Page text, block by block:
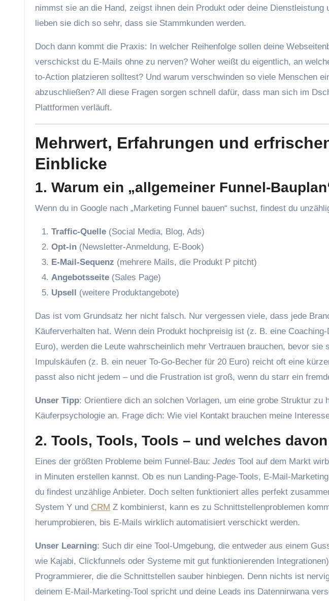
nimmst sie an die Hand, zeigst ihnen dein Produkt oder deine
lieben sie dich so sehr, dass sie Stammkunden werden.
Doch dann kommt die Praxis: In welcher Reihenfolge sollen deine
verschickst du E-Mails ohne zu nerven? Woher weißt du eigentlich, an
to-Action platzieren solltest? Und warum verschwinden so viele Menschen
abzuschließen? All diese Fragen sorgen schnell dafür, dass man sich im
Plattformen verläuft.
Mehrwert, Erfahrungen und
Einblicke
1. Warum ein „allgemeiner Funnel-
Wenn du in Google nach „Marketing Funnel bauen“ suchst, findest du
Traffic-Quelle (Social Media, Blog, Ads)
Opt-in (Newsletter-Anmeldung, E-Book)
E-Mail-Sequenz (mehrere Mails, die Produkt P pitcht)
Angebotsseite (Sales Page)
Upsell (weitere Produktangebote)
Das ist vom Grundsatz her nicht falsch. Nur vergessen viele, dass jede
Käuferverhalten hat. Wenn dein Produkt hochpreisig ist (z. B. eine
Euro), werden die Leute wahrscheinlich mehr Vertrauen brauchen, bevor sie
Impulskäufen (z. B. ein neuer To-Go-Becher für 20 Euro) reicht oft eine
passt also nicht jedem – und die Frustration ist groß, wenn du starr ein
Unser Tipp: Orientiere dich an solchen Vorlagen, um eine grobe Struktur zu
Käuferpsychologie an. Frage dich: Wie viel Kontakt brauchen meine
2. Tools, Tools, Tools – und welches
Eines der größten Probleme beim Funnel-Bau: Jedes Tool auf dem Markt
in Minuten erstellen kannst. Ob es nun Landing-Page-Tools, E-Mail-
du findest unzählige Anbieter. Doch selten funktioniert alles perfekt
System Y und CRM Z kombinierst, kann es zu Schnittstellenproblemen
herumprobieren, bis E-Mails wirklich automatisiert verschickt werden.
Unser Learning: Such dir eine Tool-Umgebung, die entweder aus einem
wie Kajabi, Clickfunnels oder Systeme mit gut funktionierenden
Programmierer, die die Schnittstellen sauber hinbiegen. Denn nichts ist
deinem E-Mail-Marketing-Tool spricht und deine Leads ins Datennirwana